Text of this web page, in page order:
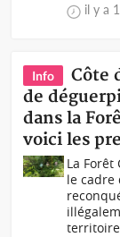
il y a
Info
Côte
de
dans la
voici les
La Forêt
le cadre